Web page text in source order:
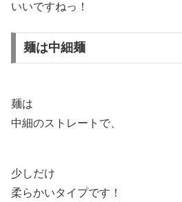
いいですねっ！
麺は中細麺
麺は
中細のストレートで、
少しだけ
柔らかいタイプです！